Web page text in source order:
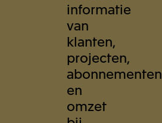
informatie
van
klanten,
projecten,
abonnementen
en
omzet